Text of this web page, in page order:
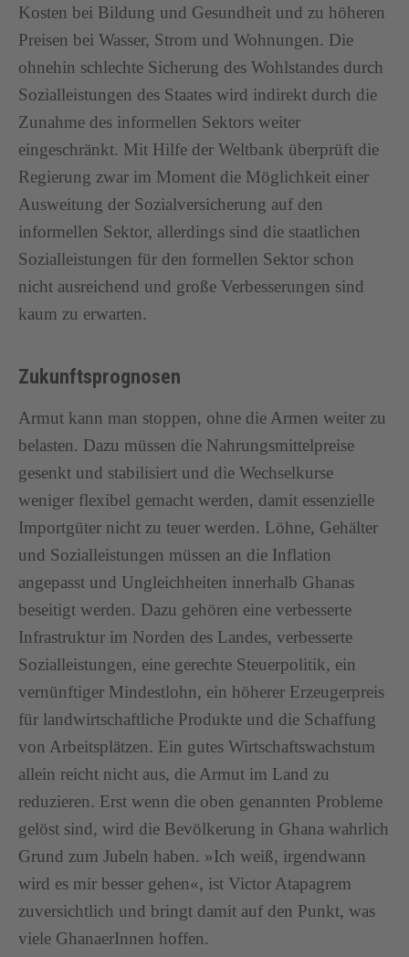
Kosten bei Bildung und Gesundheit und zu höheren
Preisen bei Wasser, Strom und Wohnungen. Die
ohnehin schlechte Sicherung des Wohlstandes durch
Sozialleistungen des Staates wird indirekt durch die
Zunahme des informellen Sektors weiter
eingeschränkt. Mit Hilfe der Weltbank überprüft die
Regierung zwar im Moment die Möglichkeit einer
Ausweitung der Sozialversicherung auf den
informellen Sektor, allerdings sind die staatlichen
Sozialleistungen für den formellen Sektor schon
nicht ausreichend und große Verbesserungen sind
kaum zu erwarten.
Zukunftsprognosen
Armut kann man stoppen, ohne die Armen weiter zu
belasten. Dazu müssen die Nahrungsmittelpreise
gesenkt und stabilisiert und die Wechselkurse
weniger flexibel gemacht werden, damit essenzielle
Importgüter nicht zu teuer werden. Löhne, Gehälter
und Sozialleistungen müssen an die Inflation
angepasst und Ungleichheiten innerhalb Ghanas
beseitigt werden. Dazu gehören eine verbesserte
Infrastruktur im Norden des Landes, verbesserte
Sozialleistungen, eine gerechte Steuerpolitik, ein
vernünftiger Mindestlohn, ein höherer Erzeugerpreis
für landwirtschaftliche Produkte und die Schaffung
von Arbeitsplätzen. Ein gutes Wirtschaftswachstum
allein reicht nicht aus, die Armut im Land zu
reduzieren. Erst wenn die oben genannten Probleme
gelöst sind, wird die Bevölkerung in Ghana wahrlich
Grund zum Jubeln haben. »Ich weiß, irgendwann
wird es mir besser gehen«, ist Victor Atapagrem
zuversichtlich und bringt damit auf den Punkt, was
viele GhanaerInnen hoffen.